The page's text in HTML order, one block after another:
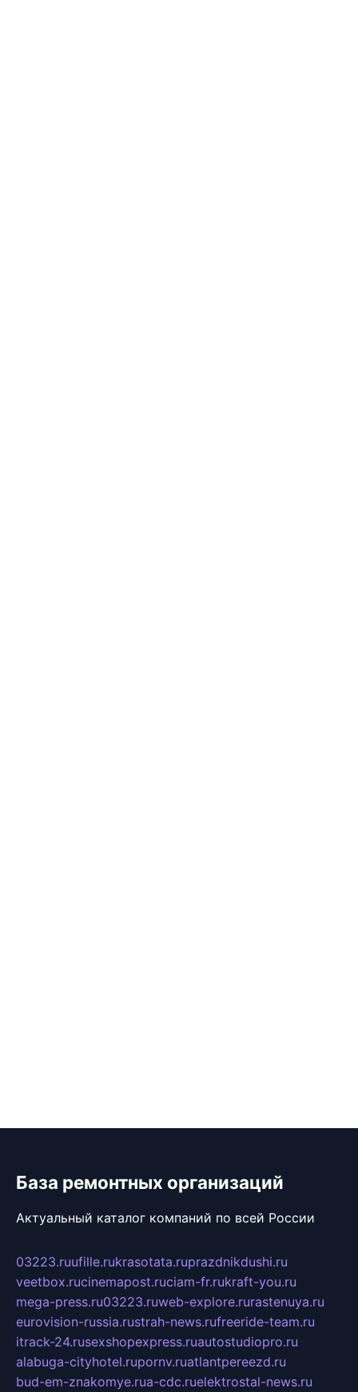
База ремонтных организаций
Актуальный каталог компаний по всей России
03223.ruufille.rukrasotata.ruprazdnikdushi.ru
veetbox.rucinemapost.ruciam-fr.rukraft-you.ru
mega-press.ru03223.ruweb-explore.rurastenuya.ru
eurovision-russia.rustrah-news.rufreeride-team.ru
itrack-24.rusexshopexpress.ruautostudiopro.ru
alabuga-cityhotel.rupornv.ruatlantpereezd.ru
bud-em-znakomye.rua-cdc.ruelektrostal-news.ru